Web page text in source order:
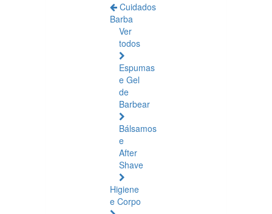
Cuidados
Barba
Ver
todos
Espumas
e Gel
de
Barbear
Bálsamos
e
After
Shave
Higiene
e Corpo